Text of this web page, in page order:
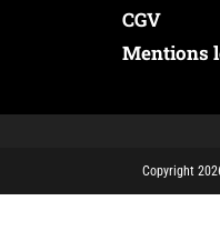
CGV
Mentions
Copyright